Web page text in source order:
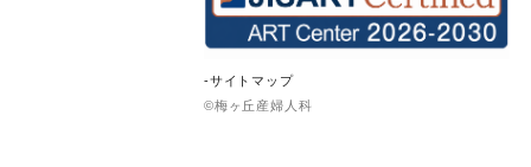
-サイトマップ
©梅ヶ丘産婦人科